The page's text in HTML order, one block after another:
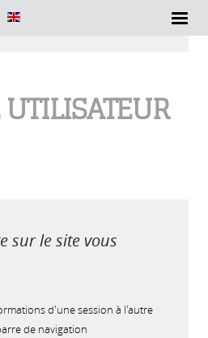
UTILISATEUR
sur le site vous
d'une session à l'autre
de navigation